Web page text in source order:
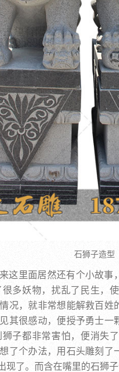
石狮子造型
这里面居然还有个小故
多妖物，扰乱了民生，
况，就非常想能解救百
其很感动，便授予勇士
子都非常害怕，便消失
了个办法，用石头雕刻
现了。而含在嘴里的石狮